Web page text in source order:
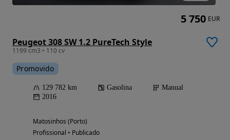
Peugeot 308 SW 1.2 PureTech Style
1199 cm3 • 110 cv
Promovido
129 782 km Gasolina
Manual
2016
Matosinhos (Porto)
Profissional • Publicado
5 750 EUR